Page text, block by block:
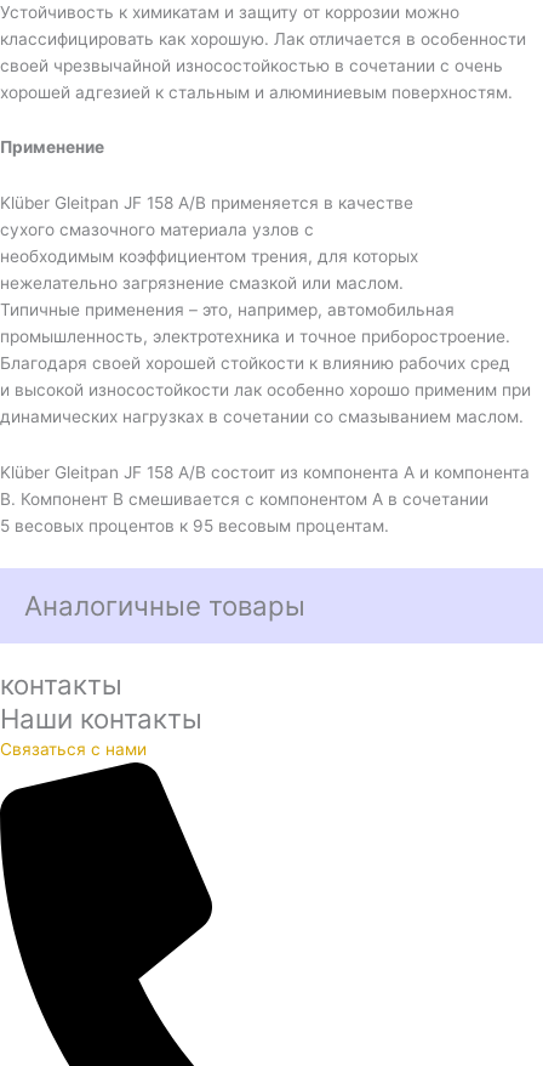
Устойчивость к химикатам и защиту от коррозии можно
классифицировать как хорошую. Лак отличается в особенности
своей чрезвычайной износостойкостью в сочетании с очень
хорошей адгезией к стальным и алюминиевым поверхностям.
Применение
Klüber Gleitpan JF 158 A/B применяется в качестве
сухого смазочного материала узлов с
необходимым коэффициентом трения, для которых
нежелательно загрязнение смазкой или маслом.
Типичные применения – это, например, автомобильная
промышленность, электротехника и точное приборостроение.
Благодаря своей хорошей стойкости к влиянию рабочих сред
и высокой износостойкости лак особенно хорошо применим при
динамических нагрузках в сочетании со смазыванием маслом.
Klüber Gleitpan JF 158 A/B состоит из компонента А и компонента
В. Компонент В смешивается с компонентом А в сочетании
5 весовых процентов к 95 весовым процентам.
Аналогичные товары
контакты
Наши контакты
Связаться с нами